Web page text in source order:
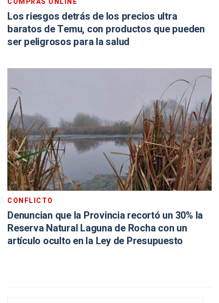
Los riesgos detrás de los precios ultra
baratos de Temu, con productos que pueden
ser peligrosos para la salud
CONFLICTO
Denuncian que la Provincia recortó un 30% la
Reserva Natural Laguna de Rocha con un
artículo oculto en la Ley de Presupuesto